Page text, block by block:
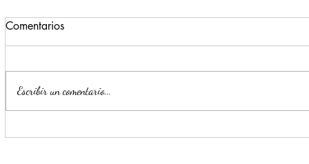
Monterrey registra un 72% de
Escobedo
Comentarios
Escribir un comentario...